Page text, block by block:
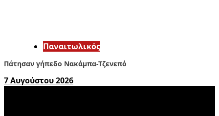
Παναιτωλικός
Πάτησαν γήπεδο Νακάμπα-Τζενεπό
7 Αυγούστου 2026